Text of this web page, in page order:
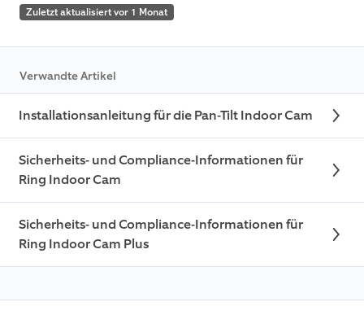
Zuletzt aktualisiert vor 1 Monat
Verwandte Artikel
Installationsanleitung für die Pan-Tilt Indoor Cam
Sicherheits- und Compliance-Informationen für
Ring Indoor Cam
Sicherheits- und Compliance-Informationen für
Ring Indoor Cam Plus